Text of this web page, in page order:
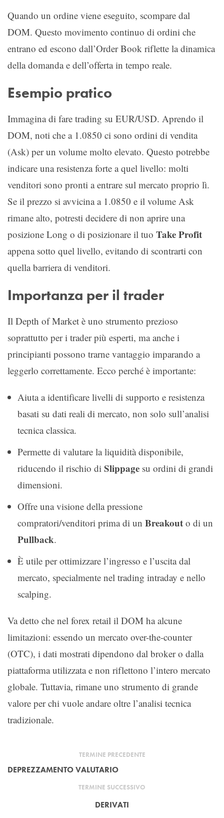
Quando un ordine viene eseguito, scompare dal
DOM. Questo movimento continuo di ordini che
entrano ed escono dall’Order Book riflette la dinamica
della domanda e dell’offerta in tempo reale.
Esempio pratico
Immagina di fare trading su EUR/USD. Aprendo il
DOM, noti che a 1.0850 ci sono ordini di vendita
(Ask) per un volume molto elevato. Questo potrebbe
indicare una resistenza forte a quel livello: molti
venditori sono pronti a entrare sul mercato proprio lì.
Se il prezzo si avvicina a 1.0850 e il volume Ask
rimane alto, potresti decidere di non aprire una
posizione Long o di posizionare il tuo Take Profit
appena sotto quel livello, evitando di scontrarti con
quella barriera di venditori.
Importanza per il trader
Il Depth of Market è uno strumento prezioso
soprattutto per i trader più esperti, ma anche i
principianti possono trarne vantaggio imparando a
leggerlo correttamente. Ecco perché è importante:
Aiuta a identificare livelli di supporto e resistenza
basati su dati reali di mercato, non solo sull’analisi
tecnica classica.
Permette di valutare la liquidità disponibile,
riducendo il rischio di Slippage su ordini di grandi
dimensioni.
Offre una visione della pressione
compratori/venditori prima di un Breakout o di un
Pullback.
È utile per ottimizzare l’ingresso e l’uscita dal
mercato, specialmente nel trading intraday e nello
scalping.
Va detto che nel forex retail il DOM ha alcune
limitazioni: essendo un mercato over-the-counter
(OTC), i dati mostrati dipendono dal broker o dalla
piattaforma utilizzata e non riflettono l’intero mercato
globale. Tuttavia, rimane uno strumento di grande
valore per chi vuole andare oltre l’analisi tecnica
tradizionale.
TERMINE PRECEDENTE
DEPREZZAMENTO VALUTARIO
TERMINE SUCCESSIVO
DERIVATI